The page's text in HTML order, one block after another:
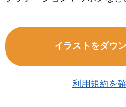
イラストをダウ
利用規約を